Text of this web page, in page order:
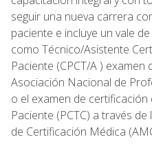
seguir una nueva carrera
paciente e incluye un vale
como Técnico/Asistente
Paciente (CPCT/A )
Asociación Nacional de
o el examen de
Paciente (PCTC) a través
de Certificación Médica